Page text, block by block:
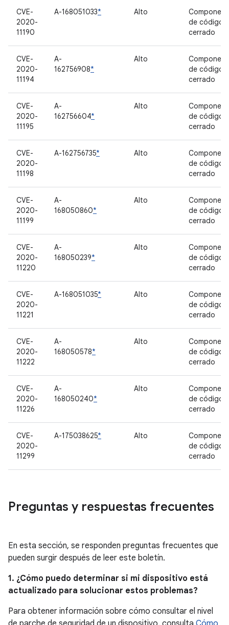
CVE-
2020-
11190
A-168051033* Alto
de código
cerrado
CVE-
2020-
11194
A-
162756908*
Alto
de código
cerrado
CVE-
2020-
11195
A-
162756604*
Alto
de código
cerrado
CVE-
2020-
11198
A-162756735* Alto
de código
cerrado
CVE-
2020-
11199
A-
168050860*
Alto
de código
cerrado
CVE-
2020-
11220
A-
168050239*
Alto
de código
cerrado
CVE-
2020-
11221
A-168051035* Alto
de código
cerrado
CVE-
2020-
11222
A-
168050578*
Alto
de código
cerrado
CVE-
2020-
11226
A-
168050240*
Alto
de código
cerrado
CVE-
2020-
11299
A-175038625* Alto
de código
cerrado
Preguntas y respuestas frecuentes
En esta sección, se responden preguntas frecuentes que
pueden surgir después de leer este boletín.
1. ¿Cómo puedo determinar si mi dispositivo está
actualizado para solucionar estos problemas?
Para obtener información sobre cómo consultar el nivel